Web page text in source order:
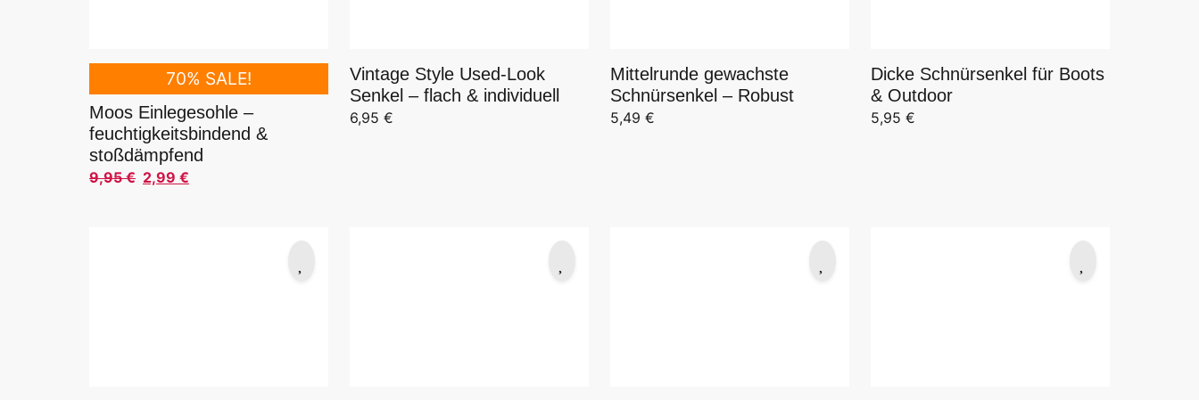
70% SALE!
Moos Einlegesohle –
feuchtigkeitsbindend &
stoßdämpfend
9,95€
Ursprünglicher Preis war: 9,95 €
2,99 €
Aktueller Preis ist: 2,99 €.
Vintage Style Used-Look
Senkel – flach & individuell
6,95 €
Mittelrunde gewachste
Schnürsenkel – Robust
5,49 €
Dicke Schnürsenkel für Boots
& Outdoor
5,95 €